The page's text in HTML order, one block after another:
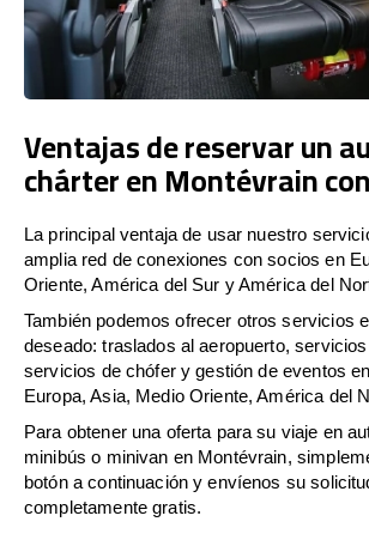
Ventajas de reservar un
chárter en Montévrain
La principal ventaja de usar nuestro
amplia red de conexiones con socios en
Oriente, América del Sur y América del
También podemos ofrecer otros servicios
deseado: traslados al aeropuerto,
servicios de chófer y gestión de eventos
Europa, Asia, Medio Oriente, América del
Para obtener una oferta para su viaje en
minibús o minivan en Montévrain,
botón a continuación y envíenos su
completamente gratis.